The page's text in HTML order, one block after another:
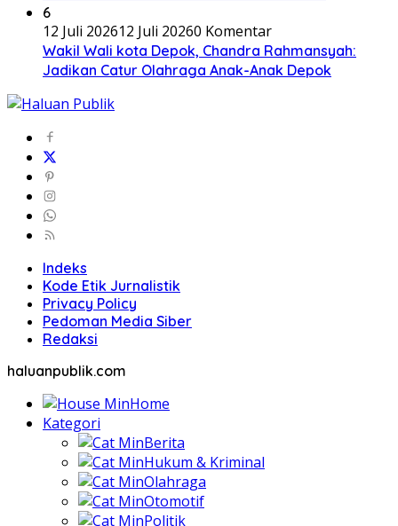
6
12 Juli 202612 Juli 20260 Komentar
Wakil Wali kota Depok, Chandra Rahmansyah:
Jadikan Catur Olahraga Anak-Anak Depok
Indeks
Kode Etik Jurnalistik
Privacy Policy
Pedoman Media Siber
Redaksi
haluanpublik.com
Home
Kategori
Berita
Hukum & Kriminal
Olahraga
Otomotif
Politik